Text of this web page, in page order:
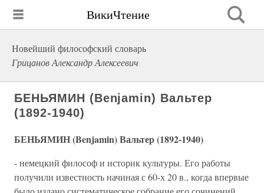
ВикиЧтение
Новейший философский словарь
Грицанов Александр Алексеевич
БЕНЬЯМИН (Benjamin) Вальтер
(1892-1940)
БЕНЬЯМИН (Benjamin) Вальтер (1892-1940)
- немецкий философ и историк культуры. Его работы
получили известность начиная с 60-х 20 в., когда впервые